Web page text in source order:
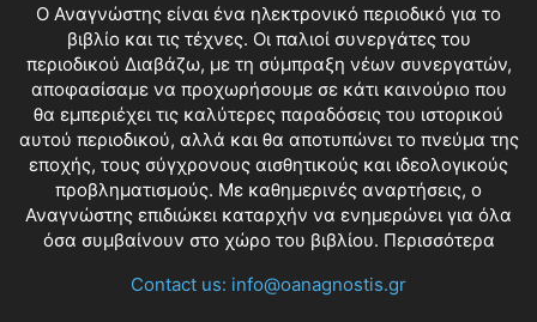
O Αναγνώστης είναι ένα ηλεκτρονικό περιοδικό για το
βιβλίο και τις τέχνες. Οι παλιοί συνεργάτες του
περιοδικού Διαβάζω, με τη σύμπραξη νέων συνεργατών,
αποφασίσαμε να προχωρήσουμε σε κάτι καινούριο που
θα εμπεριέχει τις καλύτερες παραδόσεις του ιστορικού
αυτού περιοδικού, αλλά και θα αποτυπώνει το πνεύμα της
εποχής, τους σύγχρονους αισθητικούς και ιδεολογικούς
προβληματισμούς. Με καθημερινές αναρτήσεις, ο
Αναγνώστης επιδιώκει καταρχήν να ενημερώνει για όλα
όσα συμβαίνουν στο χώρο του βιβλίου. Περισσότερα
Contact us: info@oanagnostis.gr